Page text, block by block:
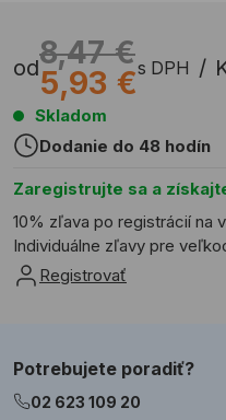
od8,47 €
5,93 €s DPH /
Skladom
Dodanie do 48 hodín
Zaregistrujte sa a
10% zľava po registrácií na
Individuálne zľavy pre
Registrovať
Potrebujete poradiť?
02 623 109 20